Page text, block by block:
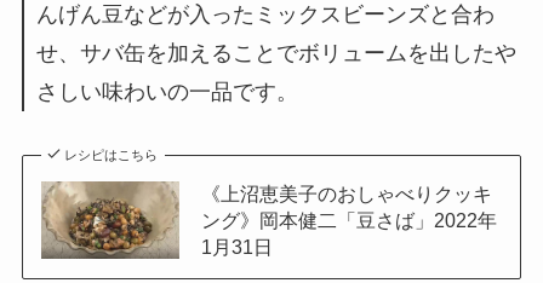
んげん豆などが入ったミックスビーンズと合わ
せ、サバ缶を加えることでボリュームを出したや
さしい味わいの一品です。
レシピはこちら
《上沼恵美子のおしゃべりクッキ
ング》岡本健二「豆さば」2022年
1月31日